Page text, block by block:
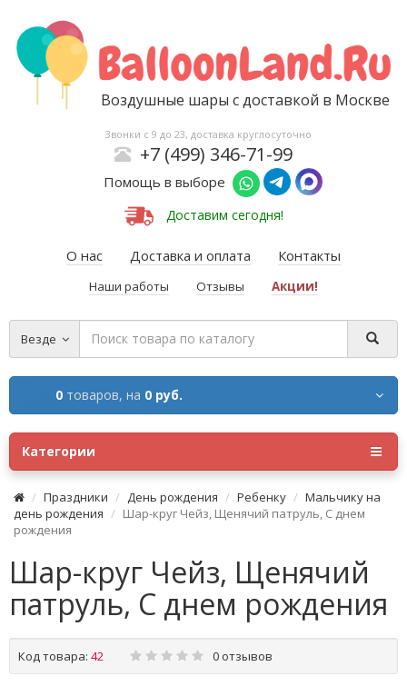
Воздушные шары с доставкой в Москве
Звонки с 9 до 23, доставка круглосуточно
+7 (499) 346-71-99
Помощь в выборе
Доставим сегодня!
О нас Доставка и оплата Контакты
Наши работы Отзывы Акции!
Везде
0 товаров, на 0 руб.
Категории
Праздники День рождения Ребенку
Мальчику на
день рождения
Шар-круг Чейз, Щенячий патруль, С днем
рождения
Шар-круг Чейз, Щенячий
патруль, С днем рождения
Код товара: 42 0 отзывов